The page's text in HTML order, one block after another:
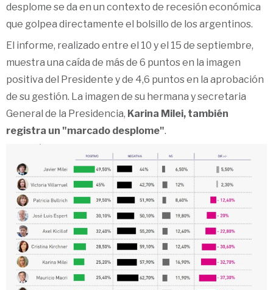
desplome se da en un contexto de recesión económica
que golpea directamente el bolsillo de los argentinos.
El informe, realizado entre el 10 y el 15 de septiembre,
muestra una caída de más de 6 puntos en la imagen
positiva del Presidente y de 4,6 puntos en la aprobación
de su gestión. La imagen de su hermana y secretaria
General de la Presidencia, Karina Milei, también
registra un "marcado desplome".